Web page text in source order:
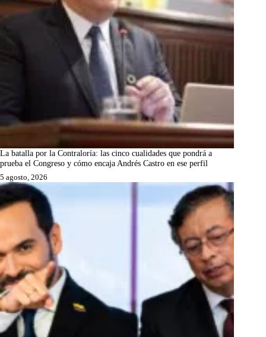
La batalla por la Contraloría: las cinco cualidades que pondrá a
prueba el Congreso y cómo encaja Andrés Castro en ese perfil
5 agosto, 2026